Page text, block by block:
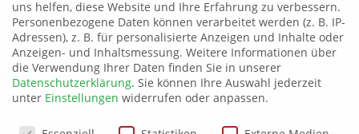
3XL
Farbe
schwarz, weiß
Produktsicherheit
uns helfen, diese Website und Ihre Erfahrung zu verbessern.
Personenbezogene Daten können verarbeitet werden (z. B. IP-
Adressen), z. B. für personalisierte Anzeigen und Inhalte oder
Anzeigen- und Inhaltsmessung. Weitere Informationen über
die Verwendung Ihrer Daten finden Sie in unserer
Datenschutzerklärung. Sie können Ihre Auswahl jederzeit
unter Einstellungen widerrufen oder anpassen.
Datenschutzeinstellungen